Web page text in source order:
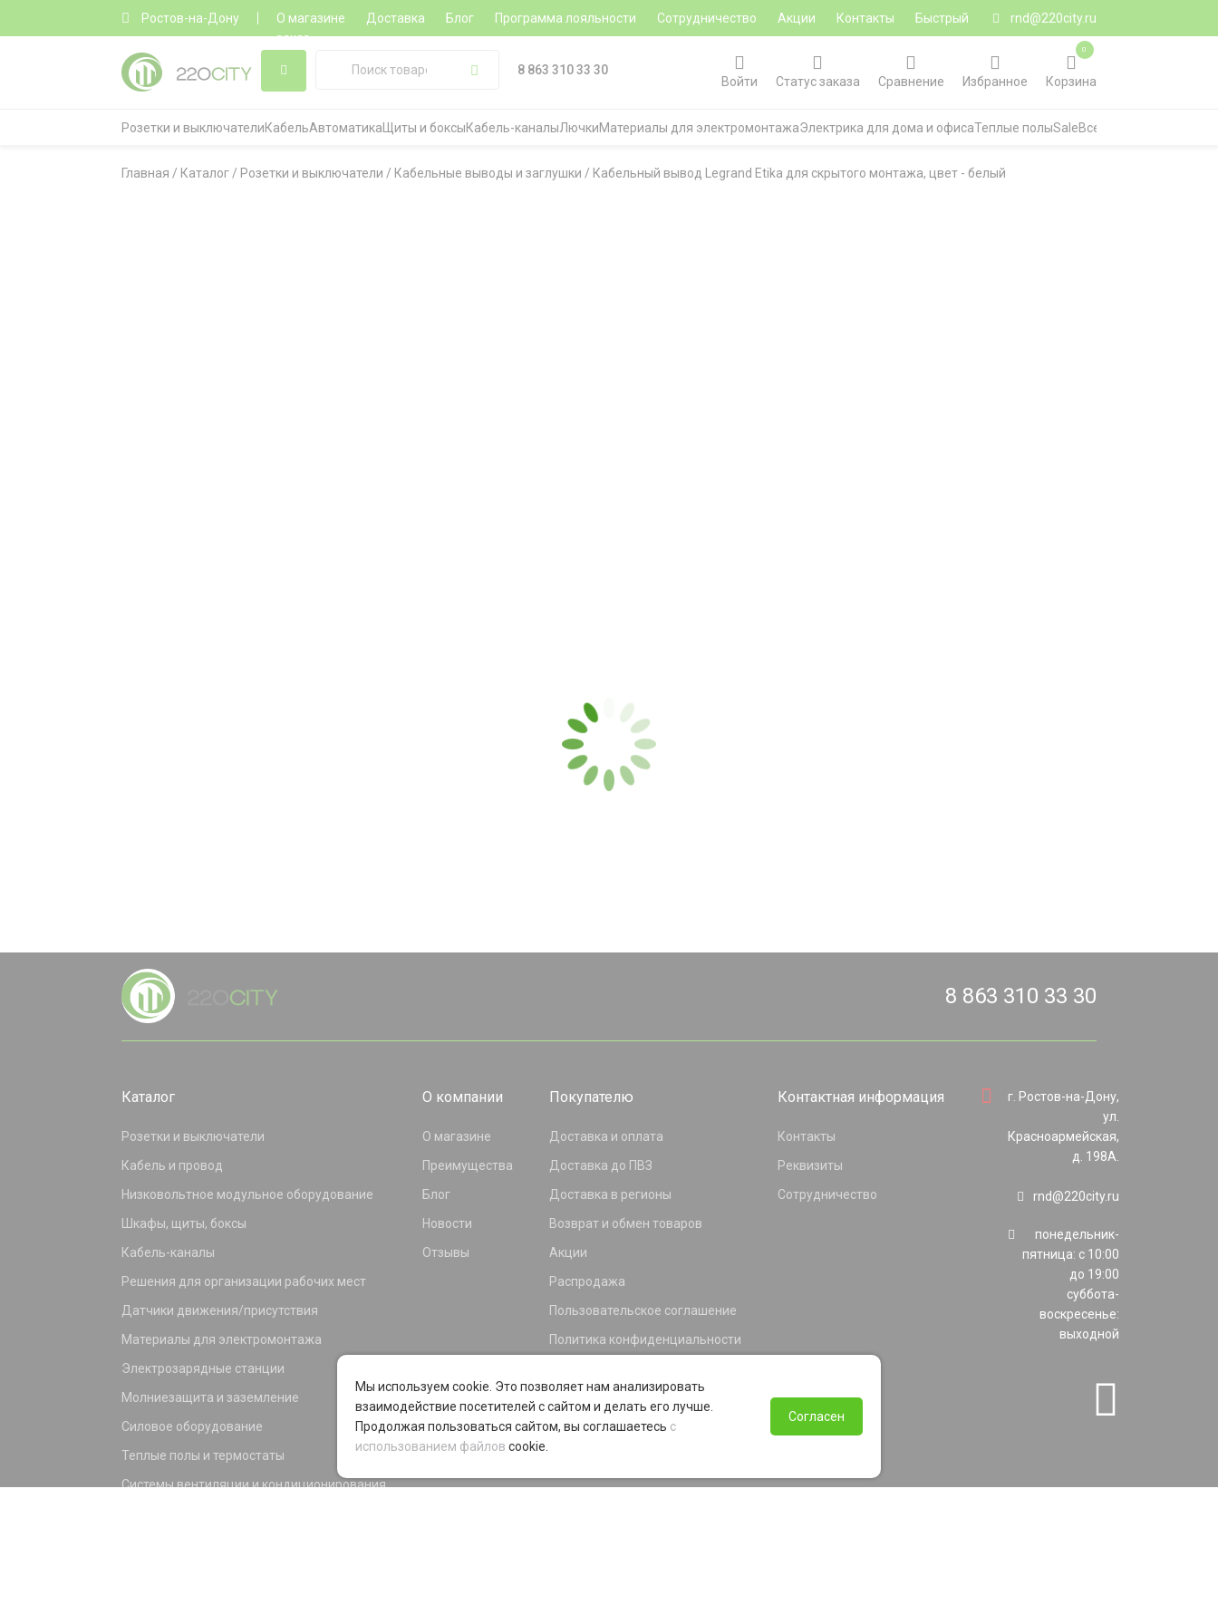
Ростов-на-Дону О магазине Доставка Блог Программа лояльности Сотрудничество Акции Контакты
Быстрый
заказ
rnd@220city.ru
8 863 310 33 30
Войти
Статус заказа Сравнение Избранное Корзина
0
Розетки и выключателиКабельАвтоматика Щиты и боксыКабель-каналыЛючкиМатериалы для электромонтажаЭлектрика для дома и офисаТеплые полыSaleВсе категории
Главная / Каталог / Розетки и выключатели / Кабельные выводы и заглушки / Кабельный вывод Legrand Etika для скрытого монтажа, цвет - белый
8 863 310 33 30
Каталог
Розетки и выключатели
Кабель и провод
Низковольтное модульное оборудование
Шкафы, щиты, боксы
Кабель-каналы
Решения для организации рабочих мест
Датчики движения/присутствия
Материалы для электромонтажа
Электрозарядные станции
Молниезащита и заземление
Силовое оборудование
Теплые полы и термостаты
Системы вентиляции и кондиционирования
О компании
О магазине
Преимущества
Блог
Новости
Отзывы
Покупателю
Доставка и оплата
Доставка до ПВЗ
Доставка в регионы
Возврат и обмен товаров
Акции
Распродажа
Пользовательское соглашение
Политика конфиденциальности
Программа лояльности
Контактная информация
Контакты
Реквизиты
Сотрудничество
г. Ростов-на-Дону,
ул.
Красноармейская,
д. 198А.
rnd@220city.ru
понедельник-
пятница: с 10:00
до 19:00
суббота-
воскресенье:
выходной
Мы используем cookie. Это позволяет нам анализировать
взаимодействие посетителей с сайтом и делать его лучше.
Продолжая пользоваться сайтом, вы соглашаетесь с
использованием файлов cookie.
Согласен